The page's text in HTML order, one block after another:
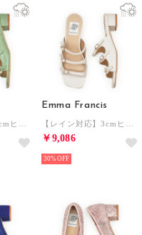
【レイン対応】3cmヒール ビジュー トリプルベルト サンダル （グリーン エナメル）
Emma Francis
【レイン対応】3cmヒール ビジュー トリプルベルト サンダル （ホワイト エナメル）
￥9,086
30%